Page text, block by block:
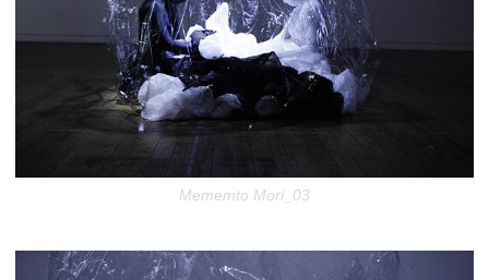
Mememto Mori_03